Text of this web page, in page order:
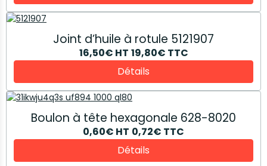
Joint d’huile à rotule 5121907
16,50€ HT 19,80€ TTC
Détails
Boulon à tête hexagonale 628-8020
0,60€ HT 0,72€ TTC
Détails